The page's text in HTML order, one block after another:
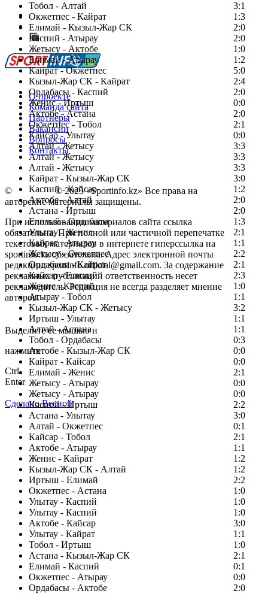
Тобол - Алтай
3:1
Окжетпес - Кайрат
1:3
Елимай - Кызыл-Жар СК
2:0
Каспий - Атырау
2:0
Жетысу - Актобе
1:0
Елимай - Атырау
1:2
Кайрат - Окжетпес
5:0
Кызыл-Жар СК - Кайрат
2:4
Ордабасы - Каспий
2:0
Женис - Иртыш
0:0
Актобе - Астана
2:0
Окжетпес - Тобол
2:1
Кайсар - Улытау
0:0
Алтай - Жетысу
3:3
Алтай - Жетысу
3:3
Алтай - Жетысу
3:3
Кайрат - Кызыл-Жар СК
3:0
Каспий - Кайсар
1:2
Актобе - Алтай
2:0
Астана - Иртыш
2:0
Елимай - Ордабасы
1:3
Улытау - Женис
2:1
Кайрат - Атырау
1:1
Жетысу - Окжетпес
2:2
Ордабасы - Кайрат
2:1
Кайсар - Елимай
2:3
Женис - Каспий
1:0
Атырау - Тобол
1:1
Кызыл-Жар СК - Жетысу
3:2
Иртыш - Улытау
1:1
Алтай - Астана
1:1
Тобол - Ордабасы
0:3
Актобе - Кызыл-Жар СК
0:0
Кайрат - Кайсар
0:0
Елимай - Женис
2:1
Жетысу - Атырау
0:0
Жетысу - Атырау
0:0
Каспий - Иртыш
2:2
Астана - Улытау
3:0
Алтай - Окжетпес
0:1
Кайсар - Тобол
2:1
Актобе - Атырау
1:1
Женис - Кайрат
1:2
Кызыл-Жар СК - Алтай
1:2
Иртыш - Елимай
2:2
Окжетпес - Астана
1:0
Улытау - Каспий
1:0
Улытау - Каспий
1:0
Актобе - Кайсар
3:0
Улытау - Кайрат
1:1
Тобол - Иртыш
1:0
Астана - Кызыл-Жар СК
2:1
Елимай - Каспий
0:1
Окжетпес - Атырау
0:0
Ордабасы - Актобе
2:0
Есть идея?
Сообщить о мероприятии
Перейти на старый сайт
О проекте
Команда сайта
Партнеры
Вакансии
Вопросы
Контакты
© Copyright© 2025 «Sportinfo.kz» Все права на
авторские материалы защищены.
При использовании материалов сайта ссылка
обязательна. При полной или частичной перепечатке
текстовых материалов в интернете гиперссылка на
sportinfo.kz обязательна. Адрес электронной почты
редакции: sportinfo.official@gmail.com. За содержание
рекламных публикаций ответственность несет
рекламодатель. Редакция не всегда разделяет мнение
авторов.
Заметили ошибку в тексте?
Выделите ее мышью и
нажмите
Ctrl
Enter
Сделано Весной